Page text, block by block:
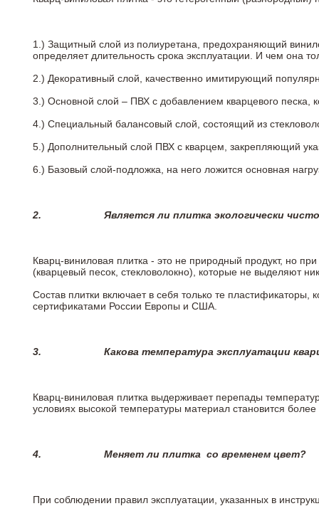
1.) Защитный слой из полиуретана, предохраняющий
определяет длительность срока эксплуатации. И чем она
2.) Декоративный слой, качественно имитирующий
3.) Основной слой – ПВХ с добавлением кварцевого песка,
4.) Специальный балансовый слой, состоящий из
5.) Дополнительный слой ПВХ с кварцем, закрепляющий
6.) Базовый слой-подложка, на него ложится основная
2. Является ли плитка экологически
Кварц-виниловая плитка - это не природный продукт, но
(кварцевый песок, стекловолокно), которые не выделяют
Состав плитки включает в себя только те
сертификатами России Европы и США.
3. Какова температура эксплуатации
Кварц-виниловая плитка выдерживает перепады
условиях высокой температуры материал становится
4. Меняет ли плитка со временем цвет?
При соблюдении правил эксплуатации, указанных в